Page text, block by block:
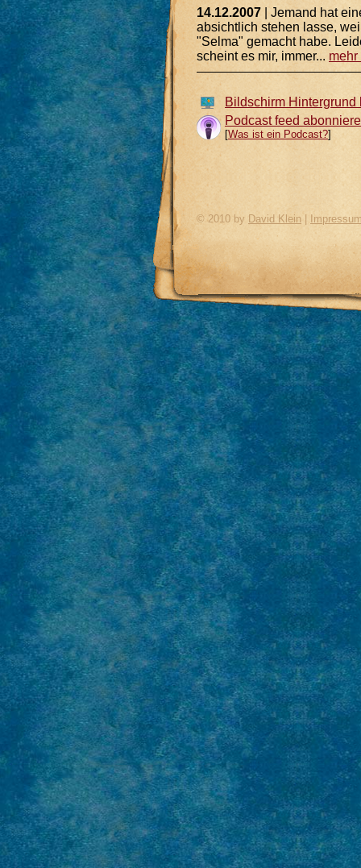
14.12.2007 | Jemand hat
absichtlich stehen lasse,
"Selma" gemacht habe.
scheint es mir, immer...
Bildschirm Hintergrund
Podcast feed
[Was ist ein Podcast?]
© 2010 by David Klein